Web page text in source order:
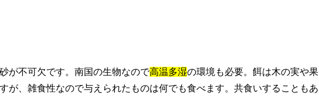
が不可欠です。南国の生物なので高温多湿の環境も必要。餌は木の実や果
が、雑食性なので与えられたものは何でも食べます。共食いすることもあ